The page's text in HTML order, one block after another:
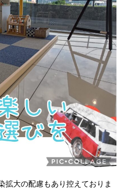
拡大の配慮もあり控えておりま